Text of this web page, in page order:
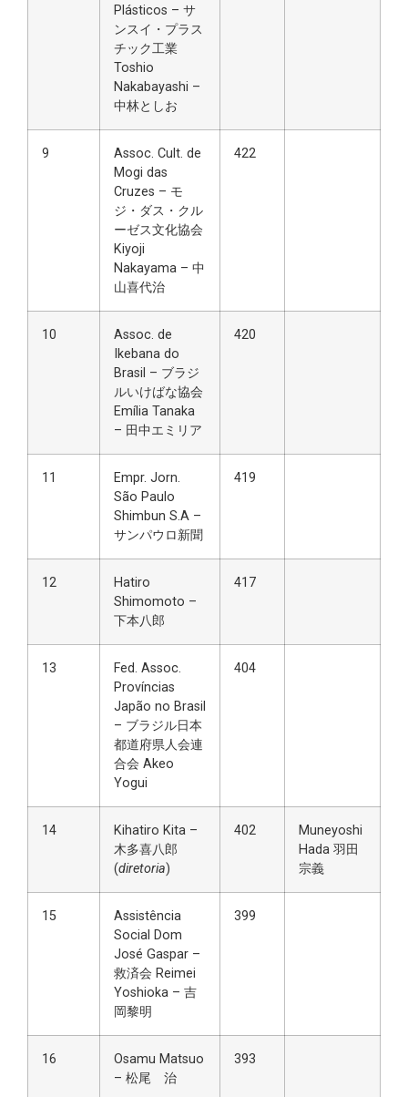
Plásticos – サ
ンスイ・プラス
チック工業
Toshio
Nakabayashi –
中林としお
9
Assoc. Cult. de
Mogi das
Cruzes – モ
ジ・ダス・クル
ーゼス文化協会
Kiyoji
Nakayama – 中
山喜代治
422
10
Assoc. de
Ikebana do
Brasil – ブラジ
ルいけばな協会
Emília Tanaka
– 田中エミリア
420
11
Empr. Jorn.
São Paulo
Shimbun S.A –
サンパウロ新聞
419
12
Hatiro
Shimomoto –
下本八郎
417
13
Fed. Assoc.
Províncias
Japão no Brasil
– ブラジル日本
都道府県人会連
合会 Akeo
Yogui
404
14
Kihatiro Kita –
木多喜八郎
(diretoria)
402
Muneyoshi
Hada 羽田
宗義
15
Assistência
Social Dom
José Gaspar –
救済会 Reimei
Yoshioka – 吉
岡黎明
399
16
Osamu Matsuo
– 松尾 治
393